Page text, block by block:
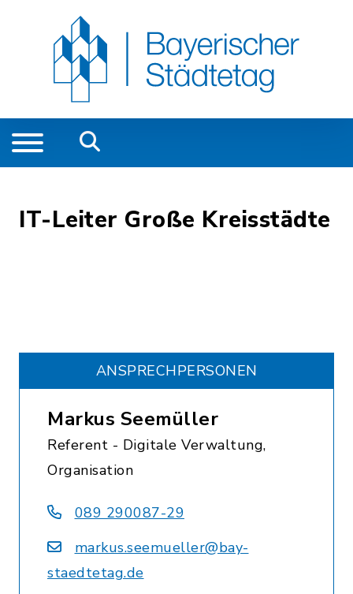
IT-Leiter Große Kreisstädte
ANSPRECHPERSONEN
Markus Seemüller
Referent - Digitale Verwaltung,
Organisation
089 290087-29
markus.seemueller@bay-
staedtetag.de